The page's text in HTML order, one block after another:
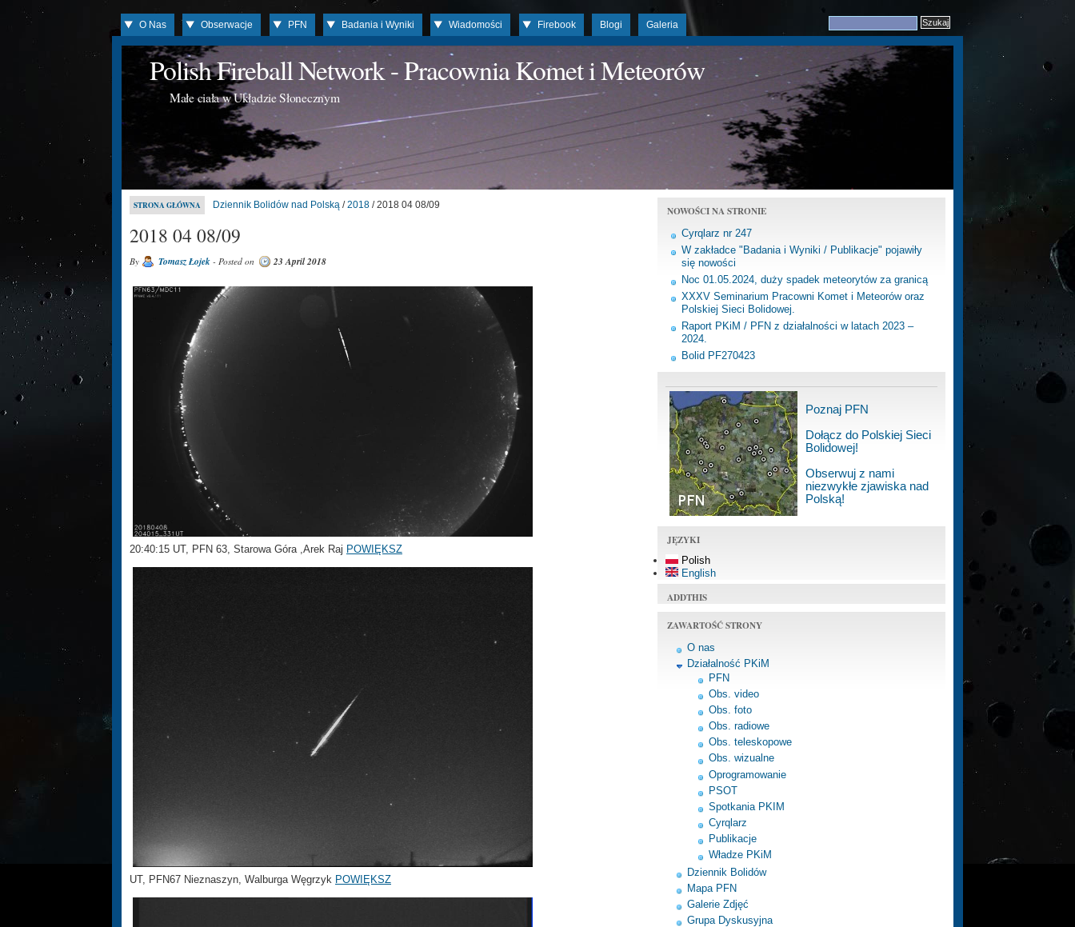
O Nas Obserwacje PFN Badania i Wyniki Wiadomości Firebook Blogi Galeria
Polish Fireball Network - Pracownia Komet i Meteorów
Małe ciała w Układzie Słonecznym
STRONA GŁÓWNA Dziennik Bolidów nad Polską /2018 / 2018 04 08/09
2018 04 08/09
By Tomasz Łojek - Posted on 23 April 2018
20:40:15 UT, PFN 63, Starowa Góra ,Arek Raj POWIĘKSZ
UT, PFN67 Nieznaszyn, Walburga Węgrzyk POWIĘKSZ
NOWOŚCI NA STRONIE
Cyrqlarz nr 247
W zakładce "Badania i Wyniki / Publikacje" pojawiły
się nowości
Noc 01.05.2024, duży spadek meteorytów za granicą
XXXV Seminarium Pracowni Komet i Meteorów oraz
Polskiej Sieci Bolidowej.
Raport PKiM / PFN z działalności w latach 2023 –
2024.
Bolid PF270423
Poznaj PFN
Dołącz do Polskiej Sieci
Bolidowej!
Obserwuj z nami
niezwykłe zjawiska nad
Polską!
JĘZYKI
Polish
English
ADDTHIS
ZAWARTOŚĆ STRONY
O nas
Działalność PKiM
PFN
Obs. video
Obs. foto
Obs. radiowe
Obs. teleskopowe
Obs. wizualne
Oprogramowanie
PSOT
Spotkania PKIM
Cyrqlarz
Publikacje
Władze PKiM
Dziennik Bolidów
Mapa PFN
Galerie Zdjęć
Grupa Dyskusyjna